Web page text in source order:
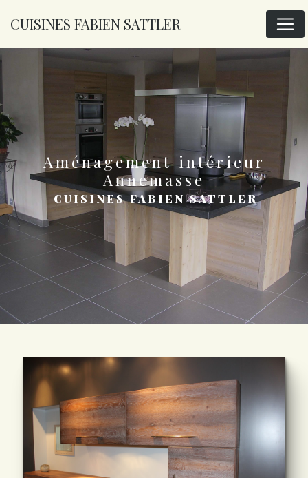
CUISINES FABIEN SATTLER
aménagement intérieur
Annemasse
CUISINES FABIEN SATTLER